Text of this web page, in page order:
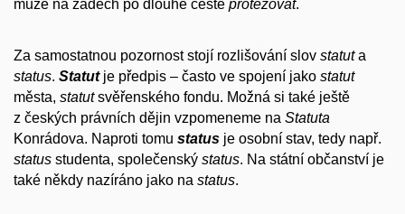
může na zádech po dlouhé cestě protěžovat.
Za samostatnou pozornost stojí rozlišování slov statuta
status. Statutje předpis – často ve spojení jako statut
města, statutsvěřenského fondu. Možná si také ještě
z českých právních dějin vzpomeneme na Statuta
Konrádova. Naproti tomu status je osobní stav, tedy např.
status studenta, společenský status. Na státní občanství je
také někdy nazíráno jako na status.